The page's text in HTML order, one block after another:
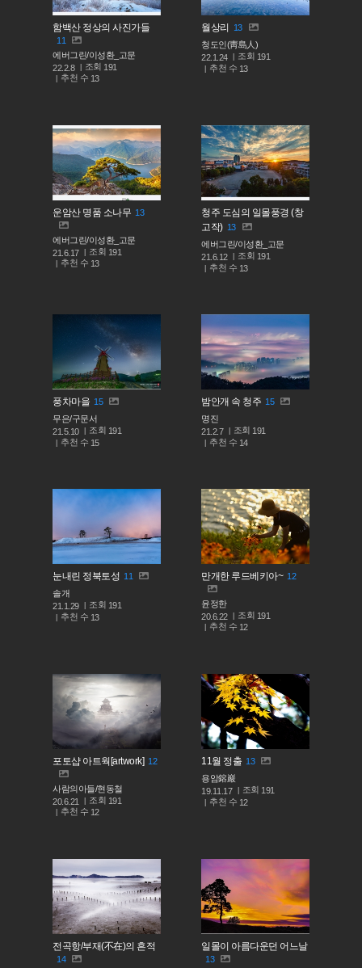
함백산 정상의 사진가들
11
에버그린/이성환_고문
22.2.8
조회 191
추천 수 13
월상리
13
청도인(靑島人)
22.1.24
조회 191
추천 수 13
운암산 명품 소나무 13
에버그린/이성환_고문
21.6.17
조회 191
추천 수 13
청주 도심의 일몰풍경 (창
고작) 13
에버그린/이성환_고문
21.6.12
조회 191
추천 수 13
풍차마을 15
무은/구문서
21.5.10
조회 191
추천 수 15
밤안개 속 청주 15
명진
21.2.7
조회 191
추천 수 14
눈내린 정북토성 11
솔개
21.1.29
조회 191
추천 수 13
만개한 루드베키아~ 12
윤정한
20.6.22
조회 191
추천 수 12
포토샵 아트웍[artwork] 12
사람의아들/현동철
20.6.21
조회 191
추천 수 12
11월 정출 13
용암鎔巖
19.11.17
조회 191
추천 수 12
전곡항/부재(不在)의 흔적
14
일몰이 아름다운던 어느날
13